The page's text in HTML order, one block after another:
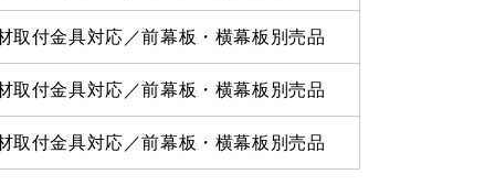
取付金具対応／前幕板・横幕板別売品
取付金具対応／前幕板・横幕板別売品
取付金具対応／前幕板・横幕板別売品